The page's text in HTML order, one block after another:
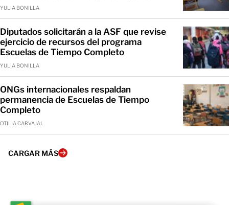
YULIA BONILLA
Diputados solicitarán a la ASF que revise
ejercicio de recursos del programa
Escuelas de Tiempo Completo
YULIA BONILLA
ONGs internacionales respaldan
permanencia de Escuelas de Tiempo
Completo
OTILIA CARVAJAL
CARGAR MÁS